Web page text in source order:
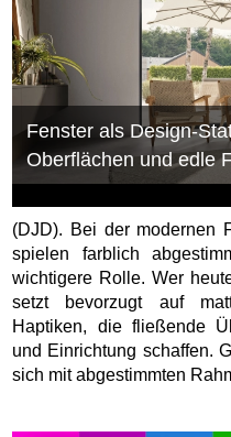
Fenster als Design-
Oberflächen und edle
(DJD). Bei der modernen
spielen farblich
wichtigere Rolle. Wer
setzt bevorzugt auf
Haptiken, die fließende
und Einrichtung schaffen.
sich mit abgestimmten